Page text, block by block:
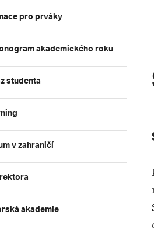
pro prváky
akademického roku
studenta
v zahraničí
akademie